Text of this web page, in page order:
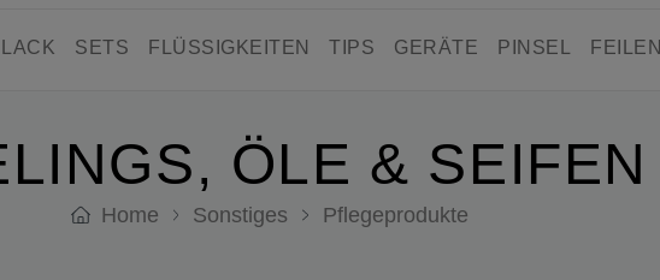
SETS FLÜSSIGKEITEN TIPS GERÄTE PINSEL FEILEN
ÖLE & SEIFEN
Home Sonstiges Pflegeprodukte